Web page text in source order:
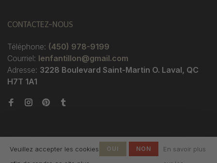
CONTACTEZ-NOUS
Téléphone: (450) 978-9199
Courriel: lenfantillon@gmail.com
Adresse: 3228 Boulevard Saint-Martin O. Laval, QC
H7T 1A1
Veuillez accepter les cookies
OUI NON
En savoir plus